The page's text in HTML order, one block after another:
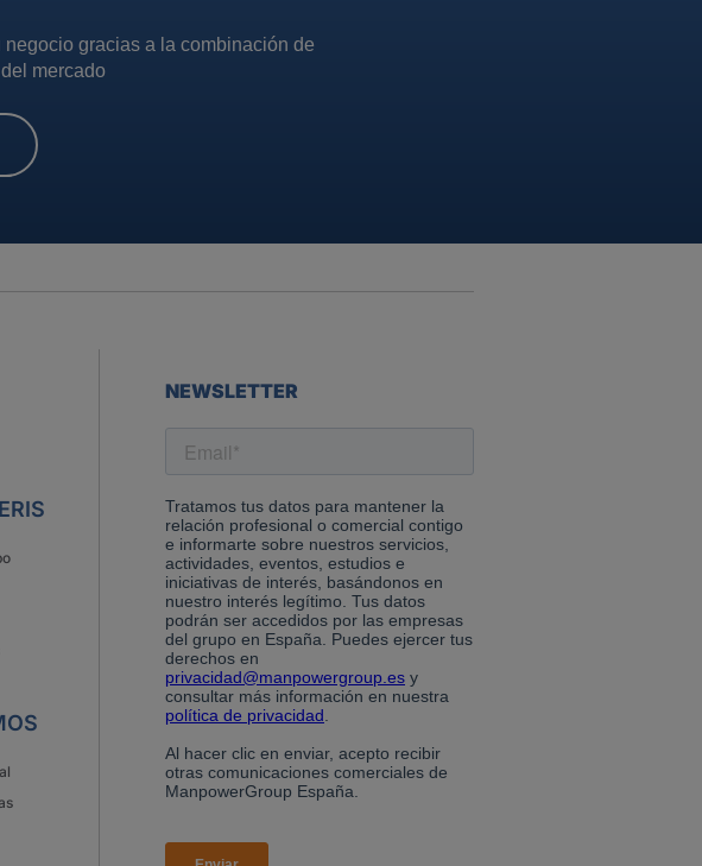
gracias a la combinación de
mercado
NEWSLETTER